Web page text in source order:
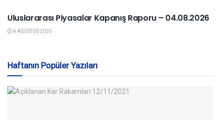
Uluslararası Piyasalar Kapanış Raporu – 04.08.2026
4 AĞUSTOS 2026
Haftanın Popüler Yazıları